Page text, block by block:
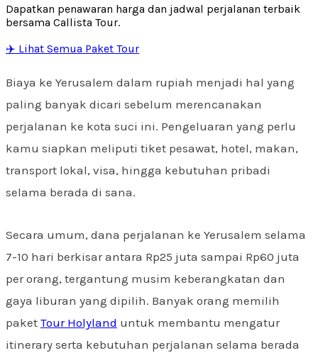
Dapatkan penawaran harga dan jadwal perjalanan terbaik
bersama Callista Tour.
✈️ Lihat Semua Paket Tour
Biaya ke Yerusalem dalam rupiah menjadi hal yang
paling banyak dicari sebelum merencanakan
perjalanan ke kota suci ini. Pengeluaran yang perlu
kamu siapkan meliputi tiket pesawat, hotel, makan,
transport lokal, visa, hingga kebutuhan pribadi
selama berada di sana.
Secara umum, dana perjalanan ke Yerusalem selama
7-10 hari berkisar antara Rp25 juta sampai Rp60 juta
per orang, tergantung musim keberangkatan dan
gaya liburan yang dipilih. Banyak orang memilih
paket Tour Holyland untuk membantu mengatur
itinerary serta kebutuhan perjalanan selama berada